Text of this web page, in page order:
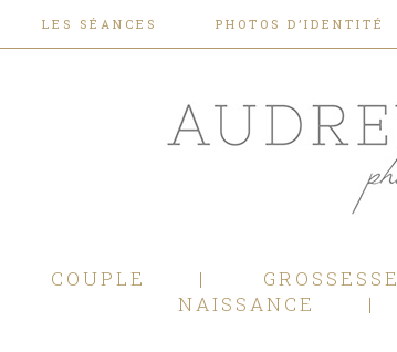
LES SÉANCES PHOTOS D’IDENTITÉ
COUPLE GROSSESSE
NAISSANCE